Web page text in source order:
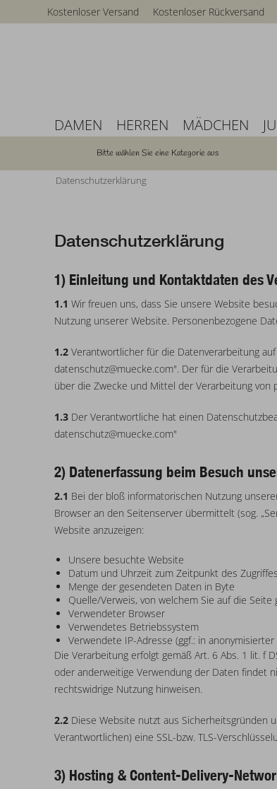
Kostenloser Versand Kostenloser Rückversand
DAMEN HERREN MÄDCHEN
Bitte wählen Sie eine Kategorie aus
Datenschutzerklärung
Datenschutzerklärung
1) Einleitung und Kontaktdaten des
1.1 Wir freuen uns, dass Sie unsere Website
Nutzung unserer Website. Personenbezogene
1.2 Verantwortlicher für die Datenverarbeitung
datenschutz@muecke.com". Der für die
über die Zwecke und Mittel der Verarbeitung
1.3 Der Verantwortliche hat einen
datenschutz@muecke.com"
2) Datenerfassung beim Besuch
2.1 Bei der bloß informatorischen Nutzung
Browser an den Seitenserver übermittelt (sog.
Website anzuzeigen:
Unsere besuchte Website
Datum und Uhrzeit zum Zeitpunkt des Zugriffes
Menge der gesendeten Daten in Byte
Quelle/Verweis, von welchem Sie auf die Seite
Verwendeter Browser
Verwendetes Betriebssystem
Verwendete IP-Adresse (ggf.: in anonymisierter
Die Verarbeitung erfolgt gemäß Art. 6 Abs. 1 lit. f
oder anderweitige Verwendung der Daten findet
rechtswidrige Nutzung hinweisen.
2.2 Diese Website nutzt aus Sicherheitsgründen
Verantwortlichen) eine SSL-bzw. TLS-
3) Hosting & Content-Delivery-